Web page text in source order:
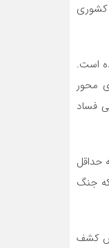
کشوری
است.
محور
فساد
حداقل
جنگ
پس کشف